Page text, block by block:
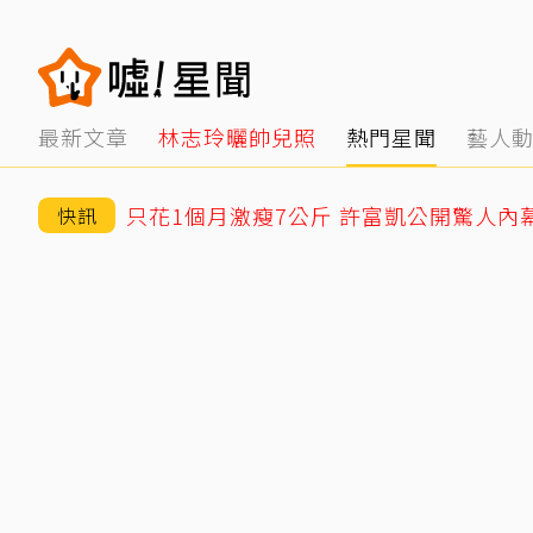
最新文章 林志玲曬帥兒照 熱門星聞 藝人
快訊 只花1個月激瘦7公斤 許富凱公開驚人內